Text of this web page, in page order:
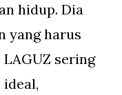
hidup. Dia
yang harus
sering